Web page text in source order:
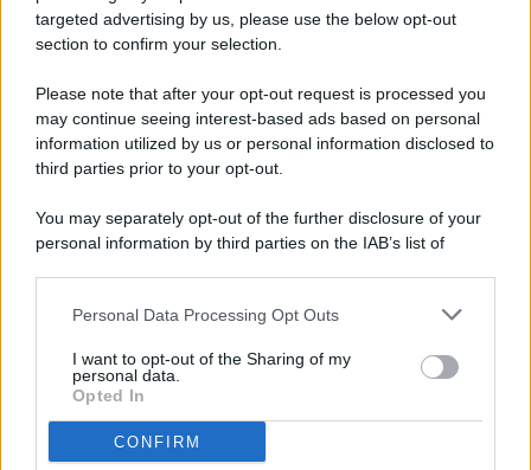
targeted advertising by us, please use the below opt-out
section to confirm your selection.
Please note that after your opt-out request is processed you
may continue seeing interest-based ads based on personal
information utilized by us or personal information disclosed to
third parties prior to your opt-out.
You may separately opt-out of the further disclosure of your
personal information by third parties on the IAB’s list of
This information may also be disclosed by us to third parties
disclose it to other third parties.
Personal Data Processing Opt Outs
I want to opt-out of the Sharing of my
personal data.
Opted In
CONFIRM
© 2026 - Pianeta Design - P.IVA 04827280654 - Testata
Registrata Al Tribunale Di Nocera Inferiore N. 8/2020 - RG N.
ISCRIZIONE AL ROC N. 35792 – ISCRITTA ALL’ANSO
(ASSOCIAZIONE NAZIONALE STAMPA ONLINE)
PREFERENZE PRIVACY